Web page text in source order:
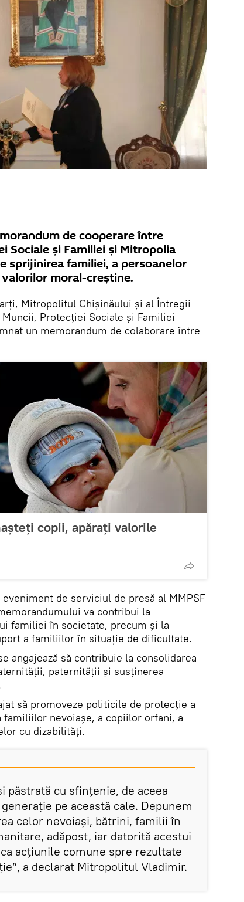
de cooperare între
Sociale și Familiei şi Mitropolia
sprijinirea familiei, a persoanelor
moral-creştine.
Mitropolitul Chişinăului şi al Întregii
Protecției Sociale și Familiei
un memorandum de colaborare între
copii, apăraţi valorile
de serviciul de presă al MMPSF
va contribui la
familiei în societate, precum şi la
a familiilor în situaţie de dificultate.
angajează să contribuie la consolidarea
paternităţii şi susţinerea
să promoveze politicile de protecţie a
nevoiaşe, a copiilor orfani, a
cu dizabilităţi.
păstrată cu sfințenie, de aceea
pe această cale. Depunem
celor nevoiași, bătrini, familii în
adăpost, iar datorită acestui
acțiunile comune spre rezultate
a declarat Mitropolitul Vladimir.